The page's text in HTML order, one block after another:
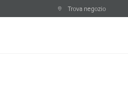
Trova negozio